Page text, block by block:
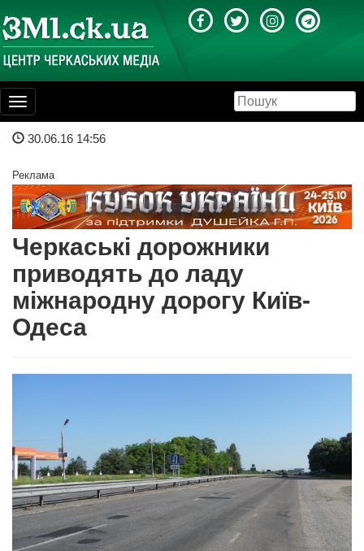
Toggle
navigation
30.06.16 14:56
Реклама
Черкаські дорожники
приводять до ладу
міжнародну дорогу Київ-
Одеса